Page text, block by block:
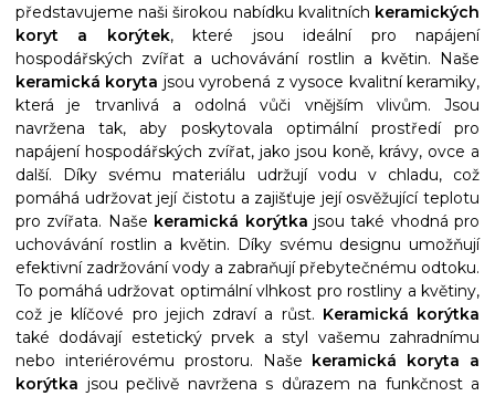
představujeme naši širokou nabídku kvalitních keramických
koryt a korýtek, které jsou ideální pro napájení
hospodářských zvířat a uchovávání rostlin a květin. Naše
keramická koryta jsou vyrobená z vysoce kvalitní keramiky,
která je trvanlivá a odolná vůči vnějším vlivům. Jsou
navržena tak, aby poskytovala optimální prostředí pro
napájení hospodářských zvířat, jako jsou koně, krávy, ovce a
další. Díky svému materiálu udržují vodu v chladu, což
pomáhá udržovat její čistotu a zajišťuje její osvěžující teplotu
pro zvířata. Naše keramická korýtka jsou také vhodná pro
uchovávání rostlin a květin. Díky svému designu umožňují
efektivní zadržování vody a zabraňují přebytečnému odtoku.
To pomáhá udržovat optimální vlhkost pro rostliny a květiny,
což je klíčové pro jejich zdraví a růst. Keramická korýtka
také dodávají estetický prvek a styl vašemu zahradnímu
nebo interiérovému prostoru. Naše keramická koryta
a
korýtka jsou pečlivě navržena s důrazem na funkčnost a